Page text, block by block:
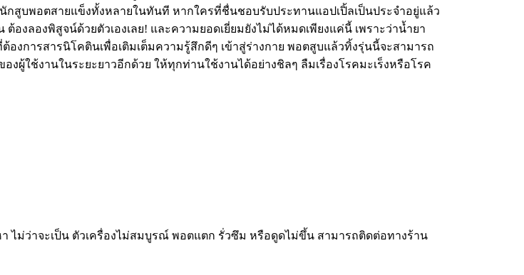
กสูบพอตสายแข็งทั้งหลายในทันที หากใครที่ชื่นชอบรับประทานแอปเปิ้ลเป็นประจำอยู่แล้ว
งลองพิสูจน์ด้วยตัวเองเลย! และความยอดเยี่ยมยังไม่ได้หมดเพียงแค่นี้ เพราะว่าน้ำยา
องการสารนิโคตินเพื่อเติมเต็มความรู้สึกดีๆ เข้าสู่ร่างกาย พอตสูบแล้วทิ้งรุ่นนี้จะสามารถ
ผู้ใช้งานในระยะยาวอีกด้วย ให้ทุกท่านใช้งานได้อย่างชิลๆ ลืมเรื่องโรคมะเร็งหรือโรค
ม่ว่าจะเป็น ตัวเครื่องไม่สมบูรณ์ พอตแตก รั่วซึม หรือดูดไม่ขึ้น สามารถติดต่อทางร้าน